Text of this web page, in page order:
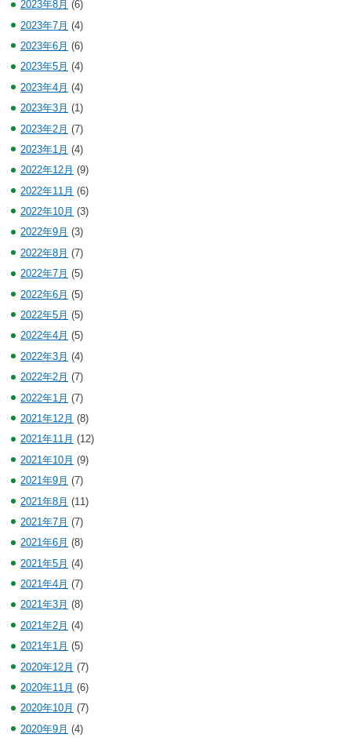
2023年8月 (6)
2023年7月 (4)
2023年6月 (6)
2023年5月 (4)
2023年4月 (4)
2023年3月 (1)
2023年2月 (7)
2023年1月 (4)
2022年12月 (9)
2022年11月 (6)
2022年10月 (3)
2022年9月 (3)
2022年8月 (7)
2022年7月 (5)
2022年6月 (5)
2022年5月 (5)
2022年4月 (5)
2022年3月 (4)
2022年2月 (7)
2022年1月 (7)
2021年12月 (8)
2021年11月 (12)
2021年10月 (9)
2021年9月 (7)
2021年8月 (11)
2021年7月 (7)
2021年6月 (8)
2021年5月 (4)
2021年4月 (7)
2021年3月 (8)
2021年2月 (4)
2021年1月 (5)
2020年12月 (7)
2020年11月 (6)
2020年10月 (7)
2020年9月 (4)